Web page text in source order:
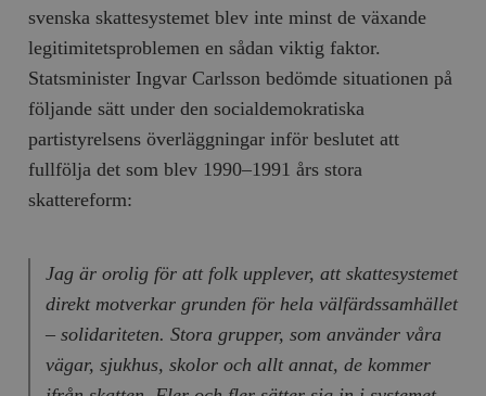
svenska skattesystemet blev inte minst de växande
legitimitetsproblemen en sådan viktig faktor.
Statsminister Ingvar Carlsson bedömde situationen på
följande sätt under den socialdemokratiska
partistyrelsens överläggningar inför beslutet att
fullfölja det som blev 1990–1991 års stora
skattereform:
Jag är orolig för att folk upplever, att skattesystemet
direkt motverkar grunden för hela välfärdssamhället
– solidariteten. Stora grupper, som använder våra
vägar, sjukhus, skolor och allt annat, de kommer